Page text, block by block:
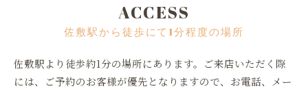
佐敷駅から徒歩にて1分程度の場所
ACCESS
佐敷駅より徒歩約1分の場所にあります。ご来店いただく際
には、ご予約のお客様が優先となりますので、お電話、メー